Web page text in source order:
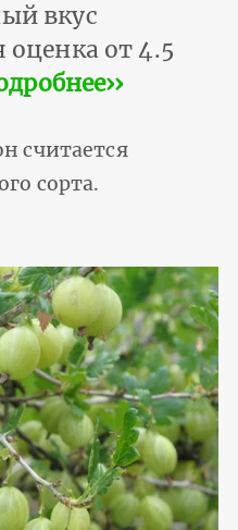
вкус
оценка от 4.5
считается
сорта.